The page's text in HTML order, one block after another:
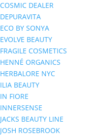
COSMIC DEALER
DEPURAVITA
ECO BY SONYA
EVOLVE BEAUTY
FRAGILE COSMETICS
HENNÉ ORGANICS
HERBALORE NYC
ILIA BEAUTY
IN FIORE
INNERSENSE
JACKS BEAUTY LINE
JOSH ROSEBROOK